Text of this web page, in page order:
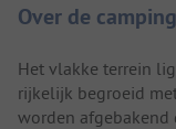
Over de camping
Het vlakke terrein
rijkelijk begroeid
worden afgebakend